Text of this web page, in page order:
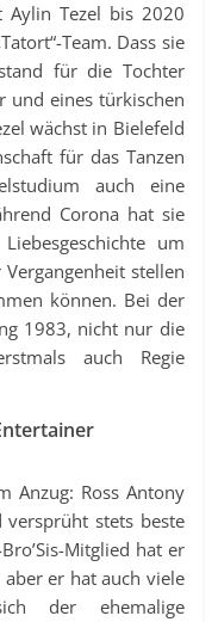
Aylin Tezel bis 2020
Team. Dass sie
für die Tochter
und eines türkischen
wächst in Bielefeld
für das Tanzen
auch eine
Corona hat sie
um
stellen
können. Bei der
1983, nicht nur die
auch Regie
Anzug: Ross Antony
stets beste
Mitglied hat er
er hat auch viele
der ehemalige